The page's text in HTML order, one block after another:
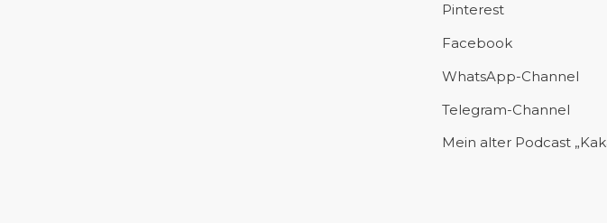
Pinterest
Facebook
WhatsApp-Channel
Telegram-Channel
Mein alter Podcast